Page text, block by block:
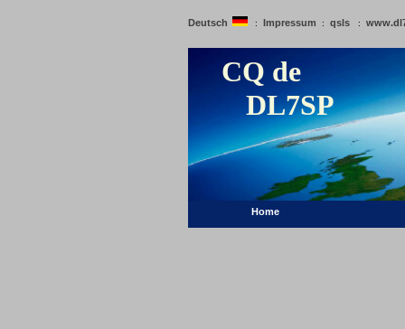
Deutsch : Impressum : qsls :
CQ de
DL7SP
Home